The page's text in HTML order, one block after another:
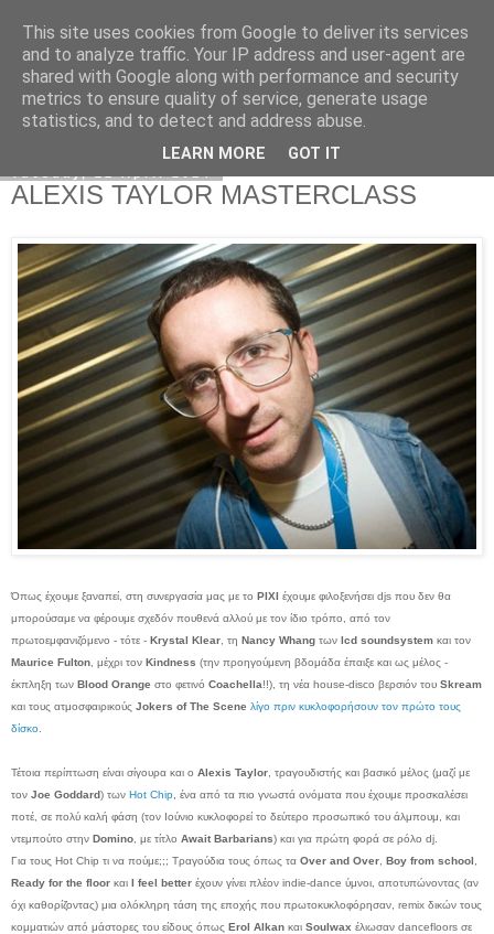
Kormoranos
ALEXIS TAYLOR MASTERCLASS
Όπως έχουμε ξαναπεί, στη συνεργασία μας με το PIXI έχουμε φιλοξενήσει djs που δεν θα
μπορούσαμε να φέρουμε σχεδόν πουθενά αλλού με τον ίδιο τρόπο, από τον
πρωτοεμφανιζόμενο - τότε - Krystal Klear , τη Nancy Whang των lcd soundsystem και τον
Maurice Fulton , μέχρι τον Kindness (την προηγούμενη βδομάδα έπαιξε και ως μέλος -
έκπληξη των Blood Orange στο φετινό Coachella!!), τη νέα house-disco βερσιόν του Skream
και τους ατμοσφαιρικούς Jokers of The Scene λίγο πριν κυκλοφορήσουν τον πρώτο τους
δίσκο
Τέτοια περίπτωση είναι σίγουρα και ο Alexis Taylor , τραγουδιστής και βασικό μέλος (μαζί με
τον Joe Goddard) των Hot Chip , ένα από τα πιο γνωστά ονόματα που έχουμε προσκαλέσει
ποτέ, σε πολύ καλή φάση (τον Ιούνιο κυκλοφορεί το δεύτερο προσωπικό του άλμπουμ, και
ντεμπούτο στην Domino , με τίτλο Await Barbarians) και για πρώτη φορά σε ρόλο dj.
Για τους Hot Chip τι να πούμε;;; Τραγούδια τους όπως τα Over and Over Boy from school
Ready for the floor και I feel better έχουν γίνει πλέον indie-dance ύμνοι, αποτυπώνοντας (αν
όχι καθορίζοντας) μια ολόκληρη τάση της εποχής που πρωτοκυκλοφόρησαν, remix δικών τους
κομματιών από μάστορες του είδους όπως Erol Alkan και Soulwax έλιωσαν dancefloors σε
This site uses cookies from Google to deliver its services
and to analyze traffic. Your IP address and user-agent are
shared with Google along with performance and security
metrics to ensure quality of service, generate usage
statistics, and to detect and address abuse.
LEARN MORE GOT IT